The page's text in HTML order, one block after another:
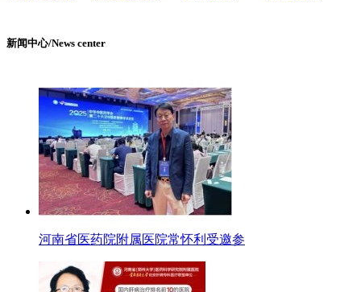
新闻中心/News center
河南省医药院附属医院常怀利受邀参